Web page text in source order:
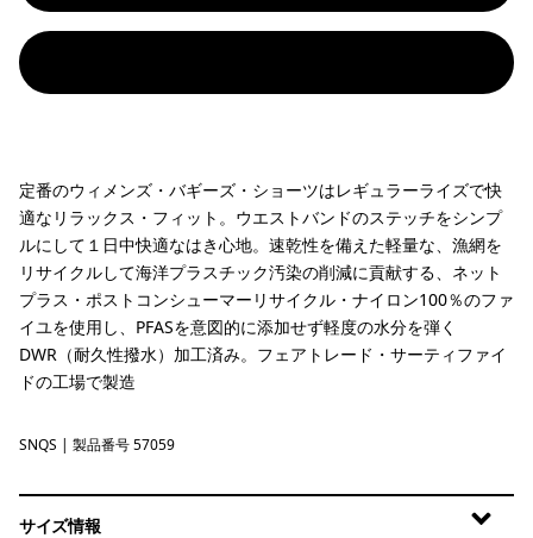
定番のウィメンズ・バギーズ・ショーツはレギュラーライズで快
適なリラックス・フィット。ウエストバンドのステッチをシンプ
ルにして１日中快適なはき心地。速乾性を備えた軽量な、漁網を
リサイクルして海洋プラスチック汚染の削減に貢献する、ネット
プラス・ポストコンシューマーリサイクル・ナイロン100％のファ
イユを使用し、PFASを意図的に添加せず軽度の水分を弾く
DWR（耐久性撥水）加工済み。フェアトレード・サーティファイ
ドの工場で製造
Sun Quilt: Blue Sage
SNQS | 製品番号 57059
サイズ情報